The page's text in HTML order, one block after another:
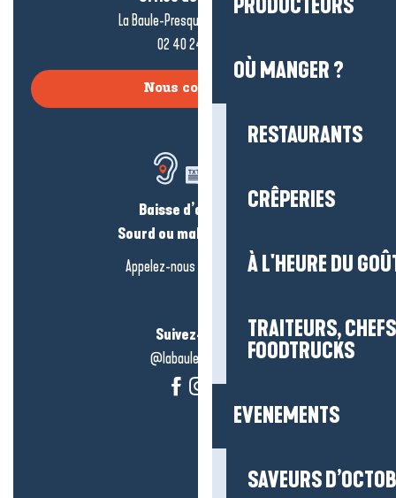
PRODUCTEURS
OÙ MANGER ?
RESTAURANTS
CRÊPERIES
À L'HEURE DU
TRAITEURS,
FOODTRUCKS
EVENEMENTS
SAVEURS
La Baule-Presqu’île de Guérande
02 40 24 34 44
Nous contacter
Baisse d’audition ?
Sourd ou malentendant ?
Appelez-nous en
cliquant-ici
Suivez-nous !
@labauleguérande